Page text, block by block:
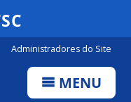
Administradores do Site
MENU